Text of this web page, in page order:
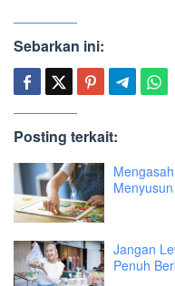
Sebarkan ini:
Posting terkait:
Jangan
Penuh